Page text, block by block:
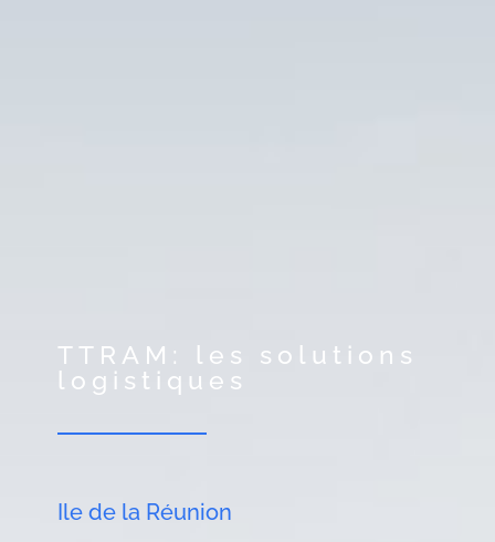
TTRAM: les solutions
logistiques
Ile de la Réunion